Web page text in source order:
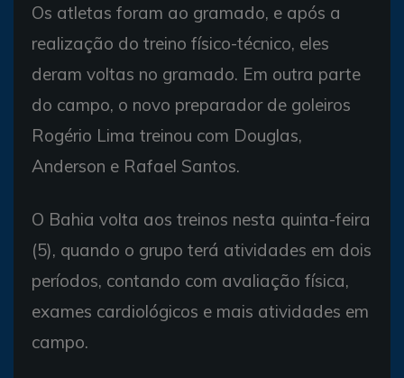
Os atletas foram ao gramado, e após a
realização do treino físico-técnico, eles
deram voltas no gramado. Em outra parte
do campo, o novo preparador de goleiros
Rogério Lima treinou com Douglas,
Anderson e Rafael Santos.
O Bahia volta aos treinos nesta quinta-feira
(5), quando o grupo terá atividades em dois
períodos, contando com avaliação física,
exames cardiológicos e mais atividades em
campo.